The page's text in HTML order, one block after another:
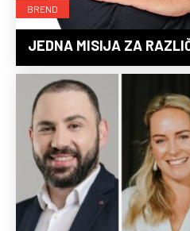
BREND
JEDNA MISIJA ZA